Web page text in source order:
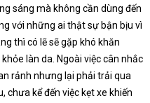
sáng mà không cần dùng đến
với những ai thật sự bận bịu vì
thì có lẽ sẽ gặp khó khăn
làn da. Ngoài việc cân nhắc
rảnh nhưng lại phải trải qua
chưa kể đến việc kẹt xe khiến